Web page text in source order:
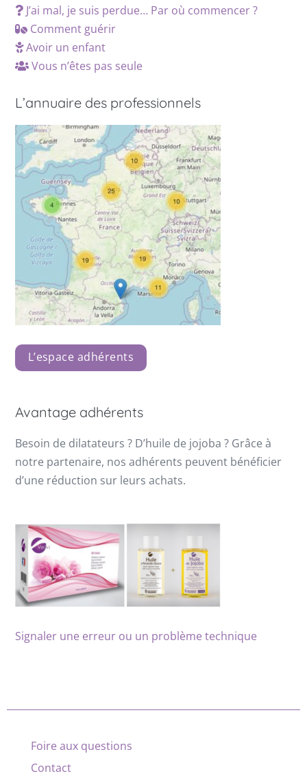
J’ai mal, je suis perdue… Par où commencer ?
Comment guérir
Avoir un enfant
Vous n’êtes pas seule
L’annuaire des professionnels
L’espace adhérents
Avantage adhérents
Besoin de dilatateurs ? D’huile de jojoba ? Grâce à
notre partenaire, nos adhérents peuvent bénéficier
d’une réduction sur leurs achats.
Signaler une erreur ou un problème technique
Foire aux questions
Contact